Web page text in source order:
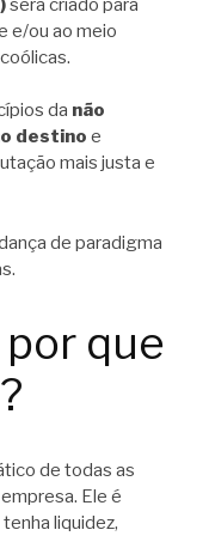
será criado para
e/ou ao meio
da não
destino e
mais justa e
de paradigma
por que
de todas as
Ele é
liquidez,